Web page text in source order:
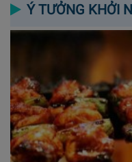
Ý TƯỞNG KHỞI